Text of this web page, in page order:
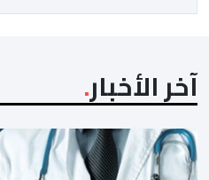
بن طوطو، ثم شخص اخر […]
آخر الأخبار